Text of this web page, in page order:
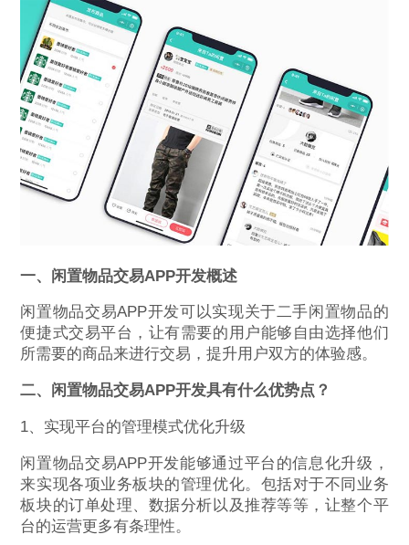
一、闲置物品交易APP开发概述
闲置物品交易APP开发可以实现关于二手闲置物品的
便捷式交易平台，让有需要的用户能够自由选择他们
所需要的商品来进行交易，提升用户双方的体验感。
二、闲置物品交易APP开发具有什么优势点？
1、实现平台的管理模式优化升级
闲置物品交易APP开发能够通过平台的信息化升级，
来实现各项业务板块的管理优化。包括对于不同业务
板块的订单处理、数据分析以及推荐等等，让整个平
台的运营更多有条理性。